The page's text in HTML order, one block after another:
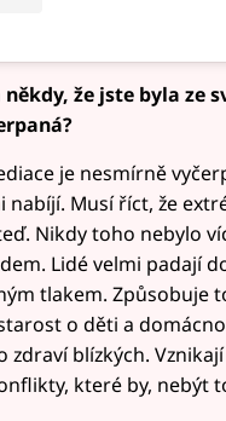
že jste byla ze
je nesmírně
nabíjí. Musí říct, že
Nikdy toho nebylo
Lidé velmi padají
tlakem. Způsobuje
o děti a
zdraví blízkých.
které by, nebýt